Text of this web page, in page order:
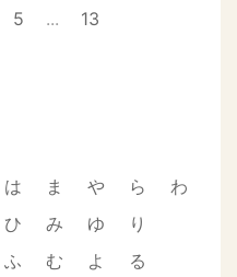
5 ... 13
は
ひ
ふ
ま
み
む
や
ゆ
よ
ら
り
る
わ